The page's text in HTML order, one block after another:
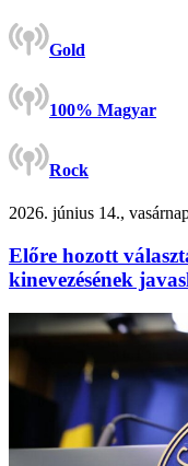
Gold
100% Magyar
Rock
2026. június 14.,
Előre hozott
kinevezésének